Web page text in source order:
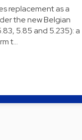
replacement as a
the new Belgian
5.85 and 5.235): a
t…